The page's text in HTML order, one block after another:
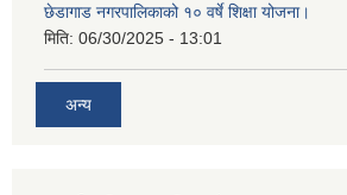
छेडागाड नगरपालिकाको १० वर्षे शिक्षा योजना।
मिति: 06/30/2025 - 13:01
अन्य